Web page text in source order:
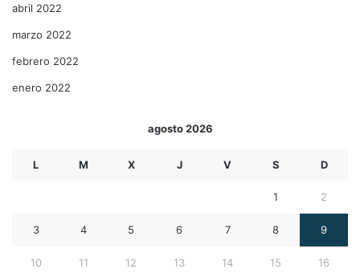
abril 2022
marzo 2022
febrero 2022
enero 2022
agosto 2026
L M X J V S D
1 2
3 4 5 6 7 8 9
10 11 12 13 14 15 16